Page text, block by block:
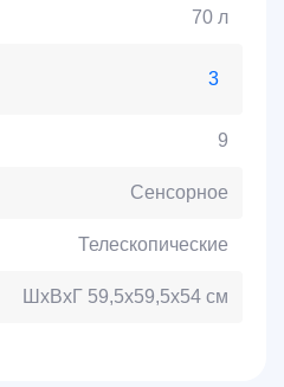
70 л
3
9
Сенсорное
Телескопические
ШхВхГ 59,5х59,5х54 см